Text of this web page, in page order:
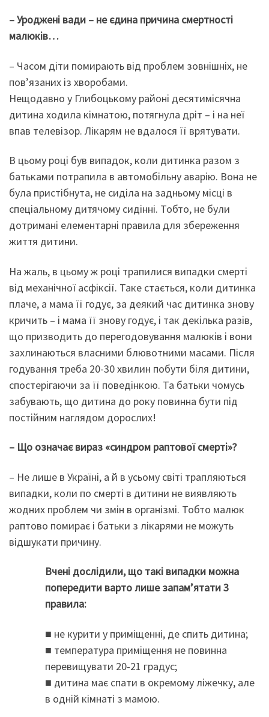
– Уроджені вади – не єдина причина смертності
малюків…
– Часом діти помирають від проблем зовнішніх, не
пов’язаних із хворобами.
Нещодавно у Глибоцькому районі десятимісячна
дитина ходила кімнатою, потягнула дріт – і на неї
впав телевізор. Лікарям не вдалося її врятувати.
В цьому році був випадок, коли дитинка разом з
батьками потрапила в автомобільну аварію. Вона не
була пристібнута, не сиділа на задньому місці в
спеціальному дитячому сидінні. Тобто, не були
дотримані елементарні правила для збереження
життя дитини.
На жаль, в цьому ж році трапилися випадки смерті
від механічної асфіксії. Таке стається, коли дитинка
плаче, а мама її годує, за деякий час дитинка знову
кричить – і мама її знову годує, і так декілька разів,
що призводить до перегодовування малюків і вони
захлинаються власними блювотними масами. Після
годування треба 20-30 хвилин побути біля дитини,
спостерігаючи за її поведінкою. Та батьки чомусь
забувають, що дитина до року повинна бути під
постійним наглядом дорослих!
– Що означає вираз «синдром раптової смерті»?
– Не лише в Україні, а й в усьому світі трапляються
випадки, коли по смерті в дитини не виявляють
жодних проблем чи змін в організмі. Тобто малюк
раптово помирає і батьки з лікарями не можуть
відшукати причину.
Вчені дослідили, що такі випадки можна
попередити варто лише запам’ятати 3
правила:
■ не курити у приміщенні, де спить дитина;
■ температура приміщення не повинна
перевищувати 20-21 градус;
■ дитина має спати в окремому ліжечку, але
в одній кімнаті з мамою.